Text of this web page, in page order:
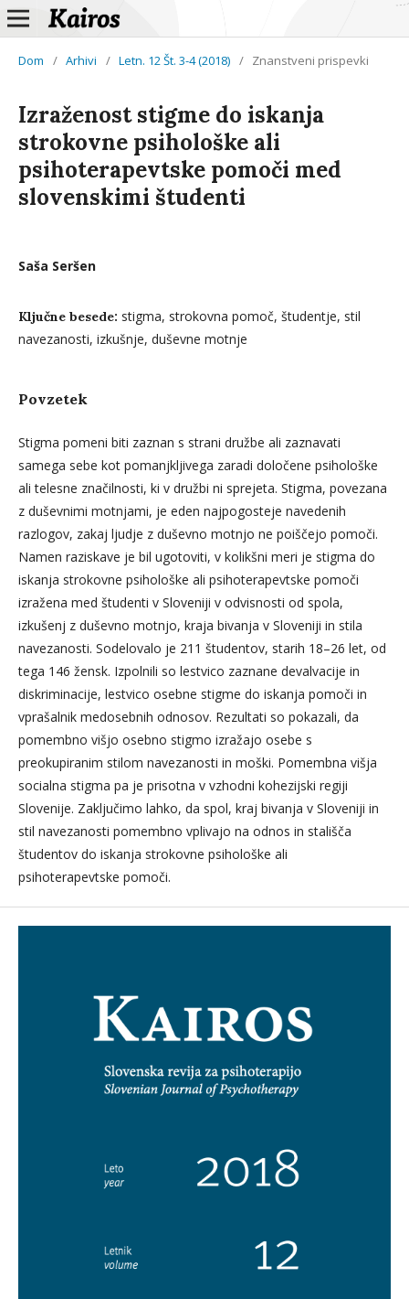
Dom / Arhivi / Letn. 12 Št. 3-4 (2018) / Znanstveni prispevki
Izraženost stigme do iskanja
strokovne psihološke ali
psihoterapevtske pomoči med
slovenskimi študenti
Saša Seršen
Ključne besede: stigma, strokovna pomoč, študentje, stil
navezanosti, izkušnje, duševne motnje
Povzetek
Stigma pomeni biti zaznan s strani družbe ali zaznavati
samega sebe kot pomanjkljivega zaradi določene psihološke
ali telesne značilnosti, ki v družbi ni sprejeta. Stigma, povezana
z duševnimi motnjami, je eden najpogosteje navedenih
razlogov, zakaj ljudje z duševno motnjo ne poiščejo pomoči.
Namen raziskave je bil ugotoviti, v kolikšni meri je stigma do
iskanja strokovne psihološke ali psihoterapevtske pomoči
izražena med študenti v Sloveniji v odvisnosti od spola,
izkušenj z duševno motnjo, kraja bivanja v Sloveniji in stila
navezanosti. Sodelovalo je 211 študentov, starih 18–26 let, od
tega 146 žensk. Izpolnili so lestvico zaznane devalvacije in
diskriminacije, lestvico osebne stigme do iskanja pomoči in
vprašalnik medosebnih odnosov. Rezultati so pokazali, da
pomembno višjo osebno stigmo izražajo osebe s
preokupiranim stilom navezanosti in moški. Pomembna višja
socialna stigma pa je prisotna v vzhodni kohezijski regiji
Slovenije. Zaključimo lahko, da spol, kraj bivanja v Sloveniji in
stil navezanosti pomembno vplivajo na odnos in stališča
študentov do iskanja strokovne psihološke ali
psihoterapevtske pomoči.